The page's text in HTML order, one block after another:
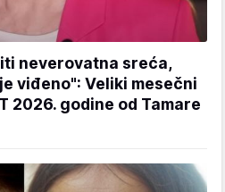
neverovatna sreća,
viđeno": Veliki mesečni
2026. godine od Tamare